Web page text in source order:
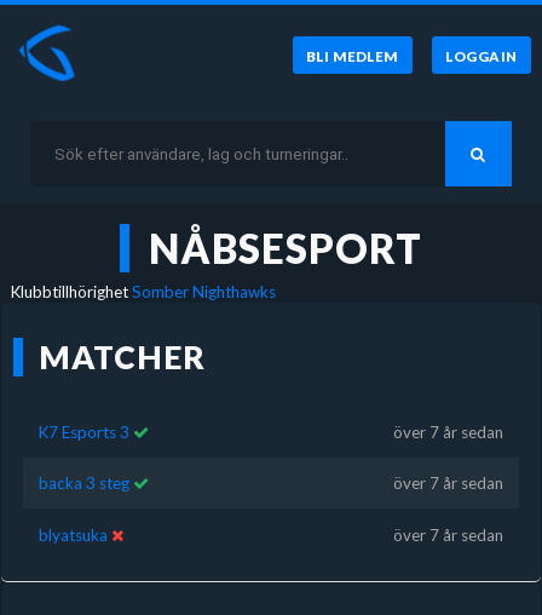
BLI MEDLEM LOGGA IN
NÅBSESPORT
KlubbtillhörighetSomber Nighthawks
MATCHER
K7 Esports 3 över 7 år sedan
backa 3 steg över 7 år sedan
blyatsuka över 7 år sedan